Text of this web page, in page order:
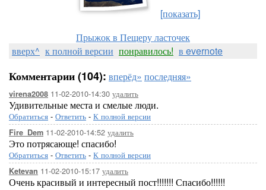
[показать]
Прыжок в Пещеру ласточек
вверх^ к полной версии понравилось! в evernote
Комментарии (104): вперёд» последняя»
virena2008 11-02-2010-14:30 удалить
Удивительные места и смелые люди.
Обратиться - Ответить - К полной версии
Fire_Dem 11-02-2010-14:52 удалить
Это потрясающе! спасибо!
Обратиться - Ответить - К полной версии
Ketevan 11-02-2010-15:17 удалить
Очень красивый и интересный пост!!!!!!! Спасибо!!!!!!